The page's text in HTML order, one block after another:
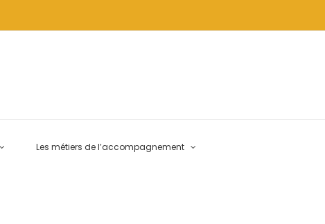
Les métiers de l’accompagnement